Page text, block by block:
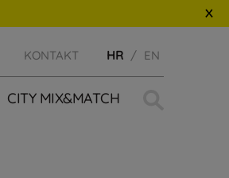
KONTAKT HR EN
CITY MIX&MATCH